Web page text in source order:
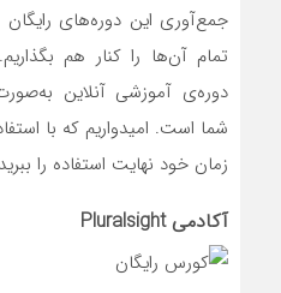
جمع‌آوری این دوره‌های رایگان
دوره‌ی آموزشی آنلاین
شما است. امیدواریم که با
زمان خود نهایت استفاده را
آکادمی Pluralsight